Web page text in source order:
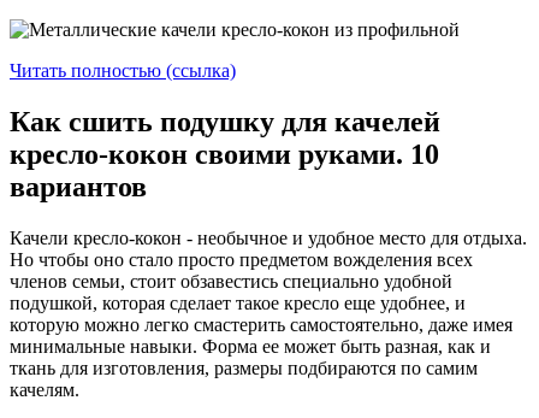
Читать полностью (ссылка)
Как сшить подушку для качелей
кресло-кокон своими руками. 10
вариантов
Качели кресло-кокон - необычное и удобное место для отдыха.
Но чтобы оно стало просто предметом вожделения всех
членов семьи, стоит обзавестись специально удобной
подушкой, которая сделает такое кресло еще удобнее, и
которую можно легко смастерить самостоятельно, даже имея
минимальные навыки. Форма ее может быть разная, как и
ткань для изготовления, размеры подбираются по самим
качелям.